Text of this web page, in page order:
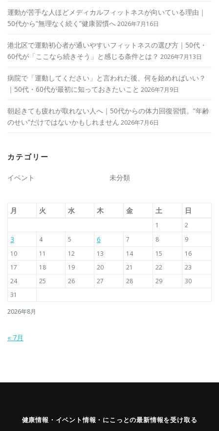
運動が苦手な人ほどメディカルフィットネスが向いている理由｜
50代から“無理なく続く”健康習慣へ2026年7月16日
港北区で運動初心者が通いやすいフィットネスの選び方｜50代・
60代が「ここなら続きそう」と感じる条件とは？ 2026年7月13日
病院で「運動してください」と言われた後、何を始めればいい？
｜50代・60代が最初に知っておきたいこと 2026年7月9日
朝起きても疲れが取れない人へ｜50代からの体力回復習慣。“年齢
のせい”だけではないかもしれません 2026年7月6日
カテゴリー
イベント 未分類
2026年8月
月 火 水 木 金 土 日
1 2
3 4 5 6 7 8
9
10
11 12 13 14 15
16
17
18 19 20 21 22
23
24
25 26 27 28 29
30
31
« 7月
健康情報・イベント情報・にこっとの最新情報を受け取る